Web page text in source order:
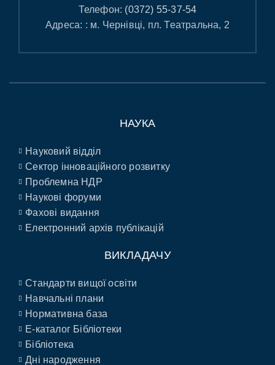
Телефон: (0372) 55-37-54
Адреса: : м. Чернівці, пл. Театральна, 2
НАУКА
Науковий відділ
Сектор інноваційного розвитку
Проблемна НДР
Наукові форуми
Фахові видання
Електронний архів публікацій
ВИКЛАДАЧУ
Стандарти вищої освіти
Навчальні плани
Нормативна база
E-каталог Бібліотеки
Бібліотека
Дні народження